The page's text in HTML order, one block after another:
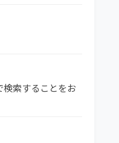
索することをお